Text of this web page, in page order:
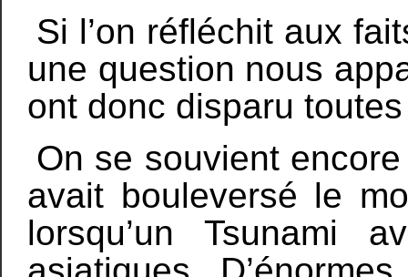
Si l’on réfléchit aux
une question nous
ont donc disparu
On se souvient
avait bouleversé le
lorsqu’un Tsunami